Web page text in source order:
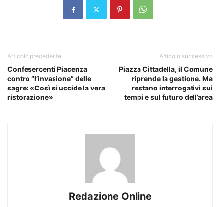
Articolo precedente
Confesercenti Piacenza
contro “l’invasione” delle
sagre: «Così si uccide la vera
ristorazione»
Articolo successivo
Piazza Cittadella, il Comune
riprende la gestione. Ma
restano interrogativi sui
tempi e sul futuro dell’area
Redazione Online